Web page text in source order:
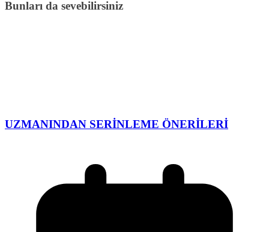
Bunları da sevebilirsiniz
UZMANINDAN SERİNLEME ÖNERİLERİ